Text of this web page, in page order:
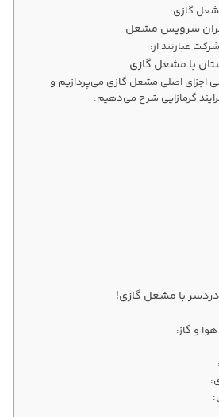
گازی:
سرویس مشعل
عبارتند از:
با مشعل گازی
اجزای اصلی مشعل گازی می‌پردازیم و
گرمازایی شرح می‌دهیم:
با مشعل گازی!
و گاز: